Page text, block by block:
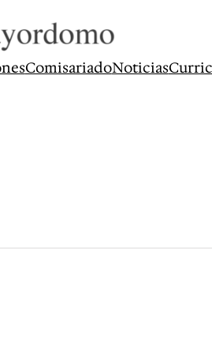
ComisariadoNoticias